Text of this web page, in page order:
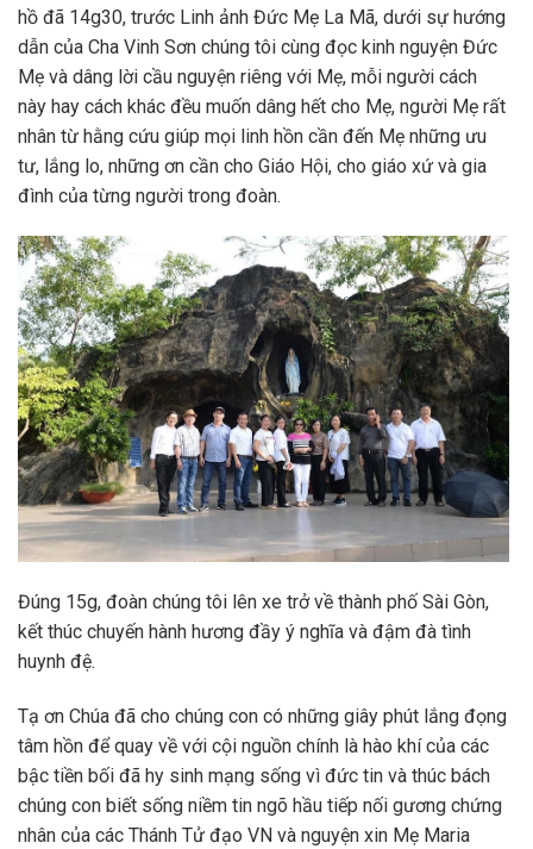
hồ đã 14g30, trước Linh ảnh Đức Mẹ La Mã, dưới sự hướng
dẫn của Cha Vinh Sơn chúng tôi cùng đọc kinh nguyện Đức
Mẹ và dâng lời cầu nguyện riêng với Mẹ, mỗi người cách
này hay cách khác đều muốn dâng hết cho Mẹ, người Mẹ rất
nhân từ hằng cứu giúp mọi linh hồn cần đến Mẹ những ưu
tư, lắng lo, những ơn cần cho Giáo Hội, cho giáo xứ và gia
đình của từng người trong đoàn.
Đúng 15g, đoàn chúng tôi lên xe trở về thành phố Sài Gòn,
kết thúc chuyến hành hương đầy ý nghĩa và đậm đà tình
huynh đệ.
Tạ ơn Chúa đã cho chúng con có những giây phút lắng đọng
tâm hồn để quay về với cội nguồn chính là hào khí của các
bậc tiền bối đã hy sinh mạng sống vì đức tin và thúc bách
chúng con biết sống niềm tin ngõ hầu tiếp nối gương chứng
nhân của các Thánh Tử đạo VN và nguyện xin Mẹ Maria